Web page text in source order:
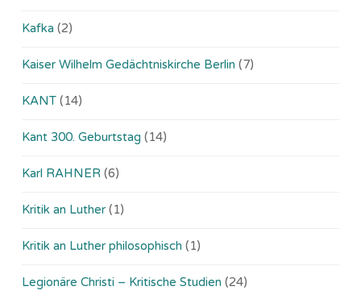
Kafka (2)
Kaiser Wilhelm Gedächtniskirche Berlin (7)
KANT (14)
Kant 300. Geburtstag (14)
Karl RAHNER (6)
Kritik an Luther (1)
Kritik an Luther philosophisch (1)
Legionäre Christi – Kritische Studien (24)